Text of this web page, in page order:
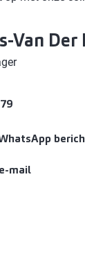
Van Der
mail